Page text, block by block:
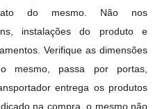
do mesmo. Não nos
instalações do produto e
Verifique as dimensões
mesmo, passa por portas,
entrega os produtos
na compra, o mesmo não